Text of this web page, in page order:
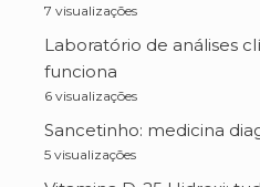
7 visualizações
Laboratório de análises
funciona
6 visualizações
Sancetinho: medicina
5 visualizações